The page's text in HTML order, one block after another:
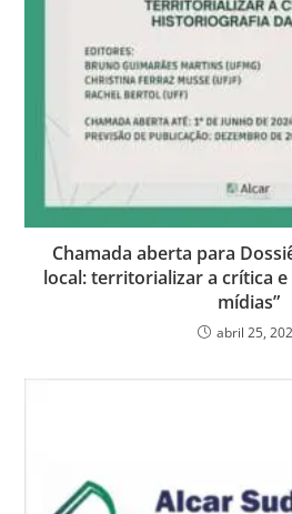
Chamada aberta para
local: territorializar a crítica
mídias”
abril 25,